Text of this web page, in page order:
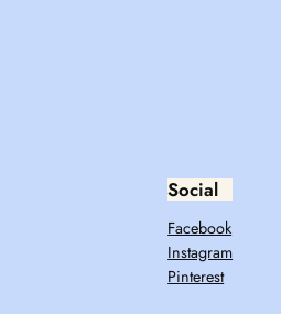
Social
Facebook
Instagram
Pinterest